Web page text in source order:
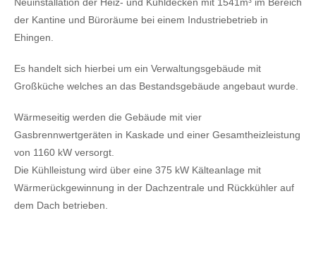
der Kantine und Büroräume bei einem Industriebetrieb in
Ehingen.
Es handelt sich hierbei um ein Verwaltungsgebäude mit
Großküche welches an das Bestandsgebäude angebaut wurde.
Wärmeseitig werden die Gebäude mit vier
Gasbrennwertgeräten in Kaskade und einer Gesamtheizleistung
von 1160 kW versorgt.
Die Kühlleistung wird über eine 375 kW Kälteanlage mit
Wärmerückgewinnung in der Dachzentrale und Rückkühler auf
dem Dach betrieben.